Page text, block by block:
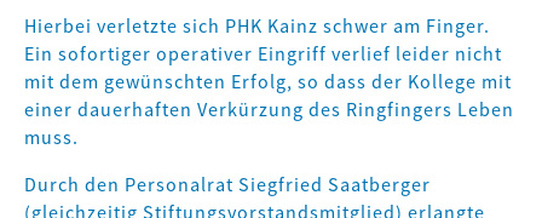
Hierbei verletzte sich PHK Kainz schwer am Finger.
Ein sofortiger operativer Eingriff verlief leider nicht
mit dem gewünschten Erfolg, so dass der Kollege mit
einer dauerhaften Verkürzung des Ringfingers Leben
muss.
Durch den Personalrat Siegfried Saatberger
(gleichzeitig Stiftungsvorstandsmitglied) erlangte